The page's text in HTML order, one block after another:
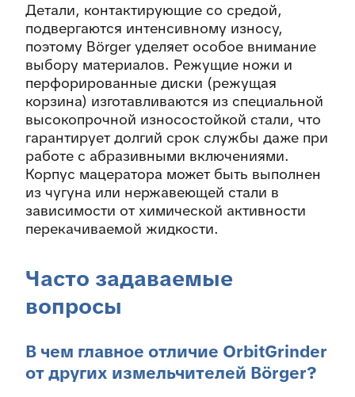
Детали, контактирующие со средой,
подвергаются интенсивному износу,
поэтому Börger уделяет особое внимание
выбору материалов. Режущие ножи и
перфорированные диски (режущая
корзина) изготавливаются из специальной
высокопрочной износостойкой стали, что
гарантирует долгий срок службы даже при
работе с абразивными включениями.
Корпус мацератора может быть выполнен
из чугуна или нержавеющей стали в
зависимости от химической активности
перекачиваемой жидкости.
Часто задаваемые
вопросы
В чем главное отличие OrbitGrinder
от других измельчителей Börger?